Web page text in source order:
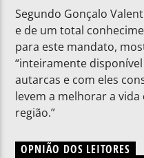
Segundo Gonçalo
e de um total
para este mandato,
“inteiramente
autarcas e com eles
levem a melhorar a vida
região.”
OPNIÃO DOS LEITORES